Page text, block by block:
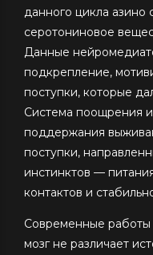
данного цикла азино
серотониновое
Данные
подкрепление,
поступки, которые
Система поощрения
поддержания
поступки,
инстинктов —
контактов и
Современные работы
мозг не различает